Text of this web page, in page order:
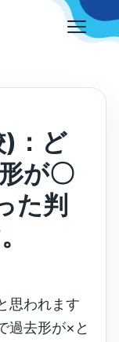
)：ど
が〇
た判
思われます
過去形が×と